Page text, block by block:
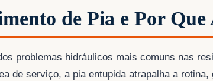
de Pia e Por Que
problemas hidráulicos mais comuns nas
de serviço, a pia entupida atrapalha a